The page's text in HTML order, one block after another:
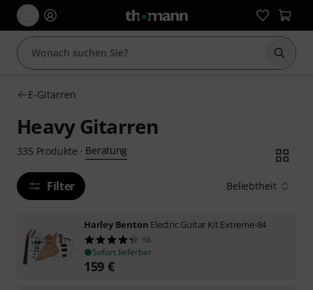
Suche
E-Gitarren
Heavy Gitarren
335 Produkte · Beratung
Filter Beliebtheit
Harley Benton Electric Guitar Kit Extreme-84
56
Sofort lieferbar
159 €